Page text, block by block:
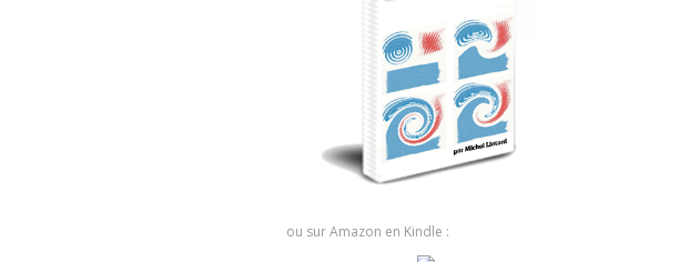
ou sur Amazon en Kindle :